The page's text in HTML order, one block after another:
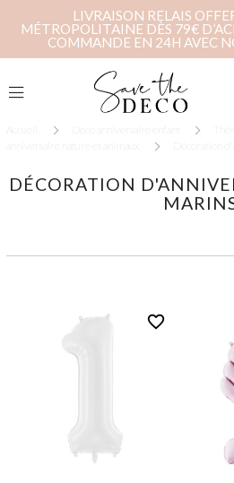
LIVRAISON RELAIS
MÉTROPOLITAINE DÈS 79€
COMMANDE EN 24H AVEC
Accueil Deco anniversaire enfant
anniversaire nature et animaux
Décoration
DÉCORATION
favorite_border